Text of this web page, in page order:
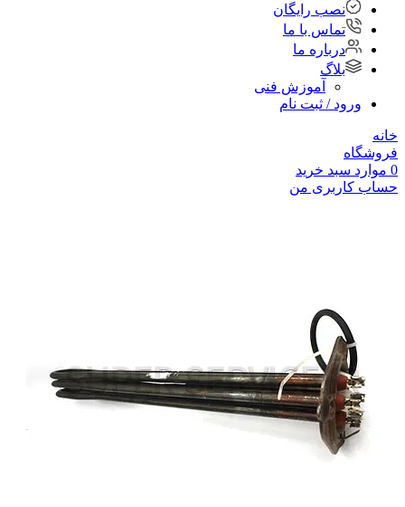
نصب رایگان
تماس با ما
درباره ما
بلاگ
آموزش فنی
ورود / ثبت نام
خانه
فروشگاه
0 موارد سبد خرید
حساب کاربری من